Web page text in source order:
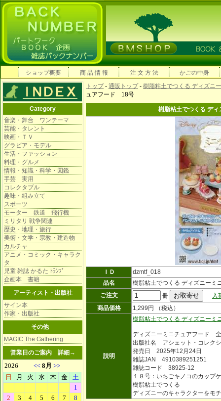
ショップ概要 商 品 情 報 注 文 方 法 かごの中身
Category
音楽・舞台 ワンテーマ
芸能・タレント
映画・ＴＶ
グラビア・モデル
生活・ファッション
料理・グルメ
情報・知識・科学・図鑑
手芸 実用
コレクタブル
趣味・組み立て
スポーツ
モーター 鉄道 飛行機
ミリタリ 戦争関連
歴史・地理・旅行
美術・文学・宗教・建造物
カルチャ
アニメ・コミック・キャラク
タ
児童 雑誌 かるた ﾄﾗﾝﾌﾟ
企画本 書籍
アーティスト・出版社
サイン本
作家・出版社
その他
MAGIC The Gathering
営業日のご案内 詳細→
トップ- 通販トップ- 樹脂粘土でつくる ディズニ
ュアフード 18号
樹脂粘土でつくる デ
ＩＤ
dzmtf_018
品名
樹脂粘土でつくる ディズニー
ご注文
冊
入
商品価格
1,299円 （税込）
説明
樹脂粘土でつくる ディズニー
ディズニーミニチュアフード
出版社名 アシェット・コレク
発売日 2025年12月24日
雑誌JAN 4910389251251
雑誌コード 38925-12
１８号：いちごキノコのカップ
樹脂粘土でつくる
ディズニーのキャラクターをモ